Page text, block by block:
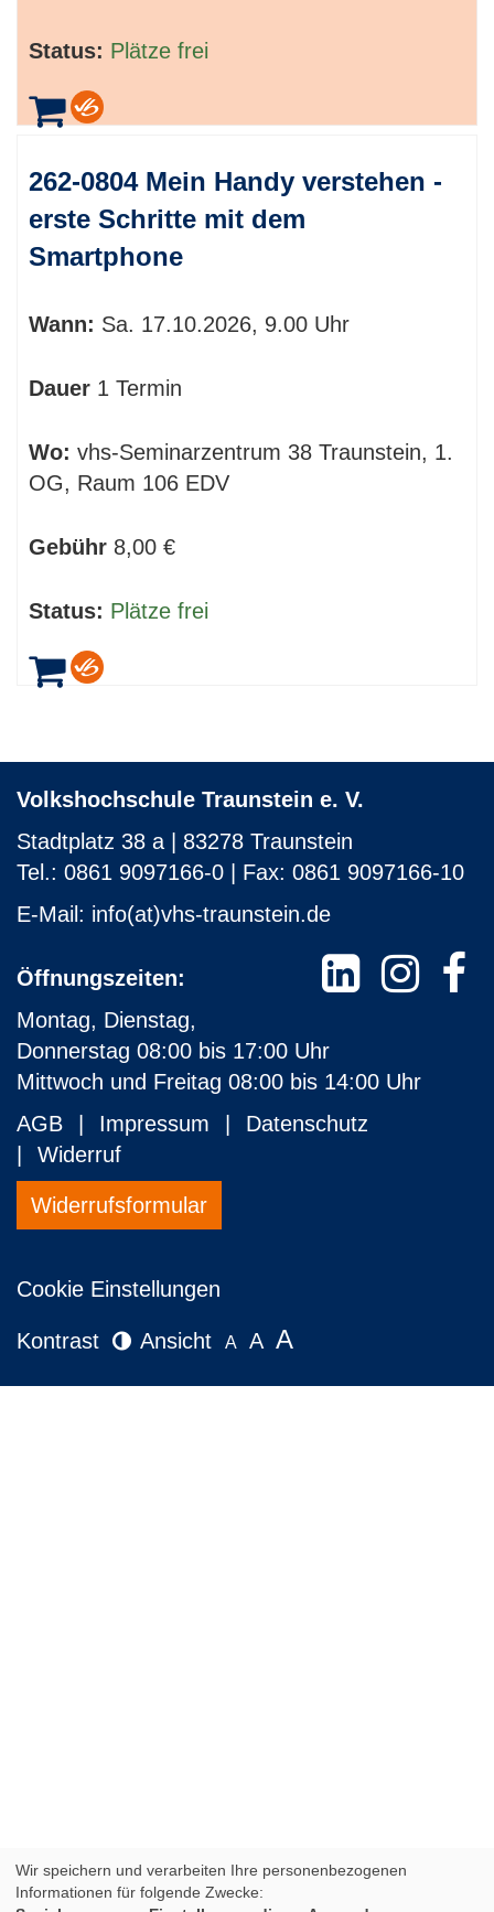
Status: Plätze frei
262-0804 Mein Handy verstehen -
erste Schritte mit dem
Smartphone
Wann: Sa. 17.10.2026, 9.00 Uhr
Dauer 1 Termin
Wo: vhs-Seminarzentrum 38 Traunstein, 1.
OG, Raum 106 EDV
Gebühr 8,00 €
Status: Plätze frei
Volkshochschule Traunstein e. V.
Stadtplatz 38 a | 83278 Traunstein
Tel.: 0861 9097166-0 | Fax: 0861 9097166-10
E-Mail: info(at)vhs-traunstein.de
Öffnungszeiten:
Montag, Dienstag,
Donnerstag 08:00 bis 17:00 Uhr
Mittwoch und Freitag 08:00 bis 14:00 Uhr
AGB
Impressum
Datenschutz
Widerruf
Widerrufsformular
Cookie Einstellungen
Kontrast Ansicht A A A
Wir speichern und verarbeiten Ihre personenbezogenen
Informationen für folgende Zwecke: